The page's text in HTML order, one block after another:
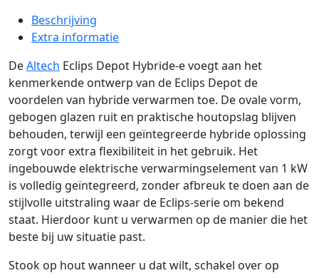
Beschrijving
Extra informatie
DeAltech Eclips Depot Hybride-e voegt aan het
kenmerkende ontwerp van de Eclips Depot de
voordelen van hybride verwarmen toe. De ovale vorm,
gebogen glazen ruit en praktische houtopslag blijven
behouden, terwijl een geïntegreerde hybride oplossing
zorgt voor extra flexibiliteit in het gebruik. Het
ingebouwde elektrische verwarmingselement van 1 kW
is volledig geïntegreerd, zonder afbreuk te doen aan de
stijlvolle uitstraling waar de Eclips-serie om bekend
staat. Hierdoor kunt u verwarmen op de manier die het
beste bij uw situatie past.
Stook op hout wanneer u dat wilt, schakel over op